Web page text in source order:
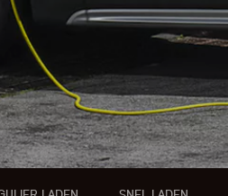
MINI PAUL SMITH EDITION